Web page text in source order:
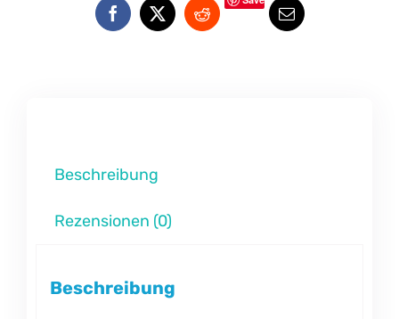
Beschreibung
Rezensionen (0)
Beschreibung